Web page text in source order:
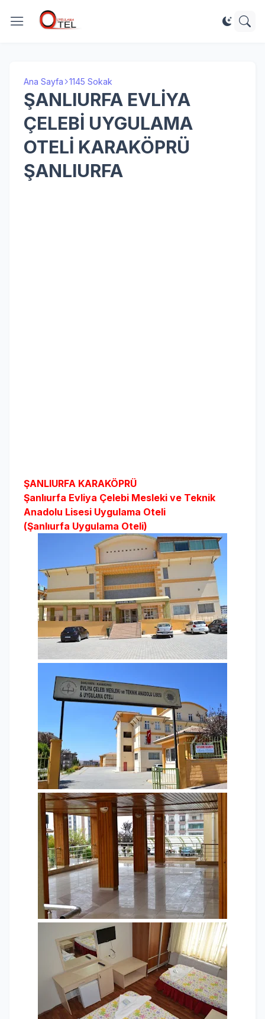
Ana Sayfa 1145 Sokak
ŞANLIURFA EVLİYA
ÇELEBİ UYGULAMA
OTELİ KARAKÖPRÜ
ŞANLIURFA
ŞANLIURFA KARAKÖPRÜ
Şanlıurfa Evliya Çelebi Mesleki ve Teknik
Anadolu Lisesi Uygulama Oteli
(Şanlıurfa Uygulama Oteli)